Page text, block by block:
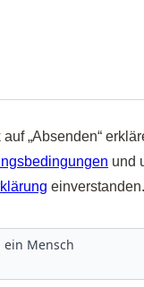
„Absenden“
und
einverstanden.